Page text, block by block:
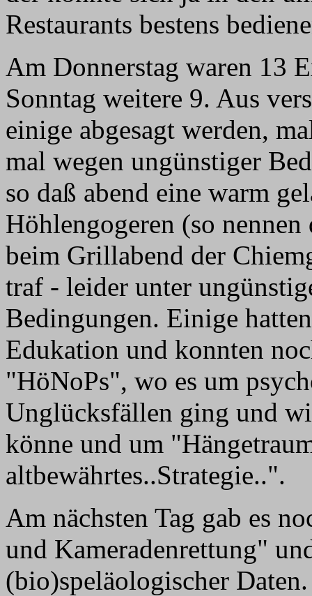
Restaurants bestens
Am Donnerstag waren 13
Sonntag weitere 9. Aus
einige abgesagt werden,
mal wegen ungünstiger
so daß abend eine warm
Höhlengogeren (so
beim Grillabend der
traf - leider unter
Bedingungen. Einige
Edukation und konnten
"HöNoPs", wo es um
Unglücksfällen ging und
könne und um
altbewährtes..Strategie..".
Am nächsten Tag gab es
und Kameradenrettung"
(bio)speläologischer